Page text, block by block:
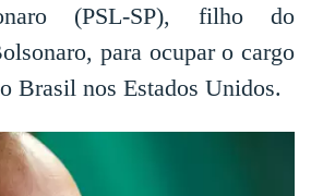
(PSL-SP), filho do
para ocupar o cargo
Brasil nos Estados Unidos.